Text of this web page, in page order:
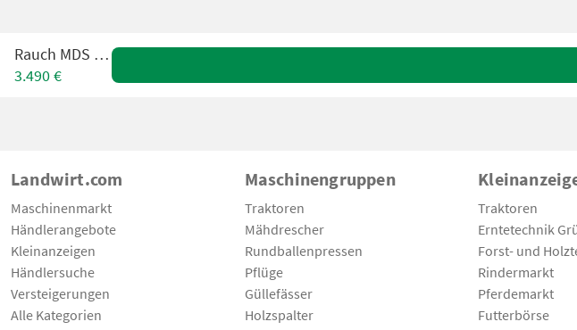
Rauch MDS 11.1
3.490 €
Landwirt.com
Maschinenmarkt
Händlerangebote
Kleinanzeigen
Händlersuche
Versteigerungen
Alle Kategorien
Maschinengruppen
Traktoren
Mähdrescher
Rundballenpressen
Pflüge
Güllefässer
Holzspalter
Traktoren
Erntetechnik
Forst- und
Rindermarkt
Pferdemarkt
Futterbörse